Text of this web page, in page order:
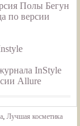
Полы Бегун
по версии
InStyle
Allure
, Лучшая косметика